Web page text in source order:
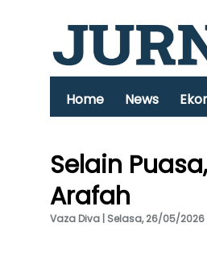
Home News
Selain
Arafah
Vaza Diva | Selasa, 26/05/2026